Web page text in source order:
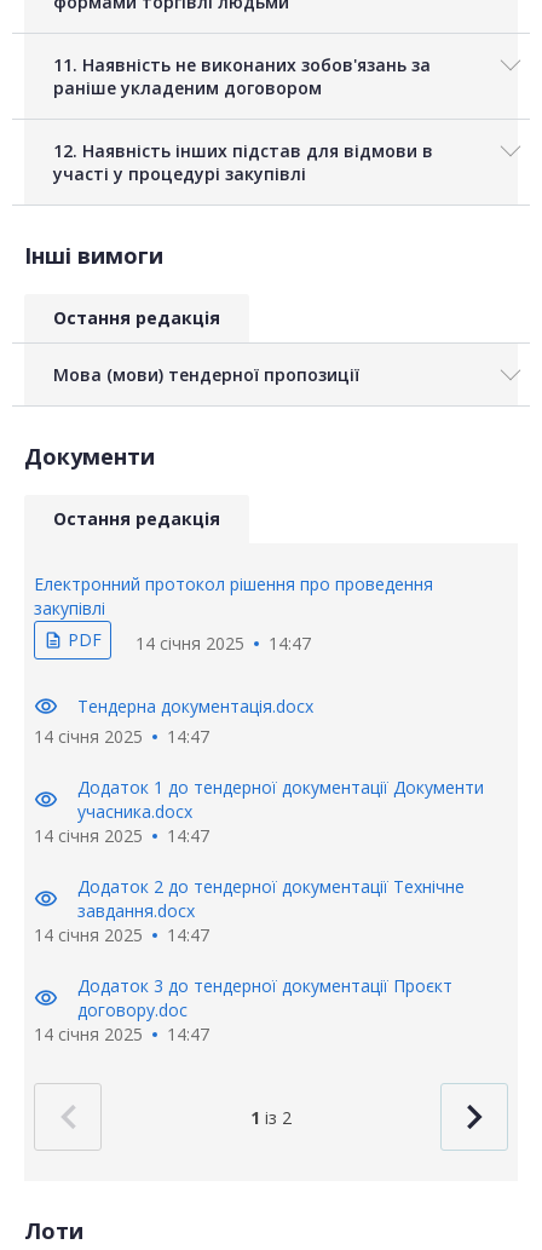
11. Наявність не виконаних зобов'язань за
раніше укладеним договором
12. Наявність інших підстав для відмови в
участі у процедурі закупівлі
Інші вимоги
Остання редакція
Мова (мови) тендерної пропозиції
Документи
Остання редакція
Електронний протокол рішення про проведення
закупівлі
description PDF 14 січня 2025 14:47
visibility
Тендерна документація.docx
14 січня 2025
14:47
visibility
Додаток 1 до тендерної документації Документи
учасника.docx
14 січня 2025
14:47
visibility
Додаток 2 до тендерної документації Технічне
завдання.docx
14 січня 2025
14:47
visibility
Додаток 3 до тендерної документації Проєкт
договору.doc
14 січня 2025
14:47
1 із 2
Лоти